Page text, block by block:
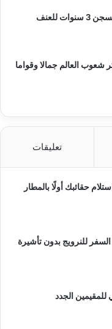
مشروع قانون جديد: السجن 3 سنوات للعنف
شعوب العالم جمالا وقواما
تعليقات
حقائبك أولًا بالمطار
للنرويج بدون تأشيرة
الجدد